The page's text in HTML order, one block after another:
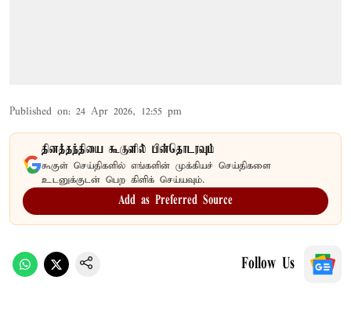
Published on: 24 Apr 2026, 12:55 pm
தினத்தந்தியை கூகுளில் பின்தொடரவும்
கூகுள் செய்திகளில் எங்களின் முக்கியச் செய்திகளை
உடனுக்குடன் பெற கிளிக் செய்யவும்.
Add as Preferred Source
Follow Us